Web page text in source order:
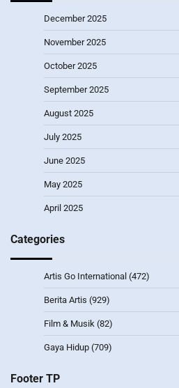
December 2025
November 2025
October 2025
September 2025
August 2025
July 2025
June 2025
May 2025
April 2025
Categories
Artis Go International (472)
Berita Artis (929)
Film & Musik (82)
Gaya Hidup (709)
Footer TP